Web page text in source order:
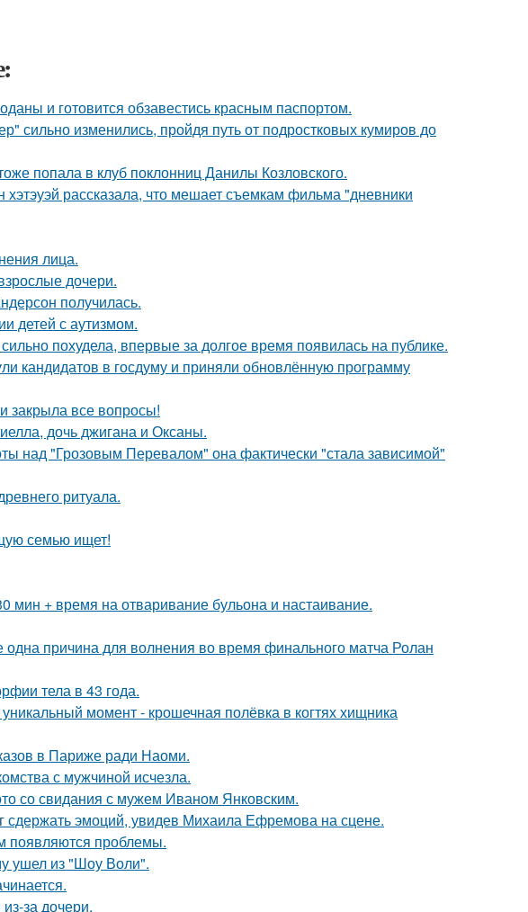
и готовится обзавестись красным паспортом.
сильно изменились, пройдя путь от подростковых кумиров до
попала в клуб поклонниц Данилы Козловского.
рассказала, что мешает съемкам фильма "дневники
лица.
дочери.
получилась.
детей с аутизмом.
похудела, впервые за долгое время появилась на публике.
кандидатов в госдуму и приняли обновлённую программу
закрыла все вопросы!
дочь джигана и Оксаны.
над "Грозовым Перевалом" она фактически "стала зависимой"
ритуала.
семью ищет!
мин + время на отваривание бульона и настаивание.
причина для волнения во время финального матча Ролан
тела в 43 года.
момент - крошечная полёвка в когтях хищника
в Париже ради Наоми.
с мужчиной исчезла.
со свидания с мужем Иваном Янковским.
сдержать эмоций, увидев Михаила Ефремова на сцене.
появляются проблемы.
ушел из "Шоу Воли".
за дочери.